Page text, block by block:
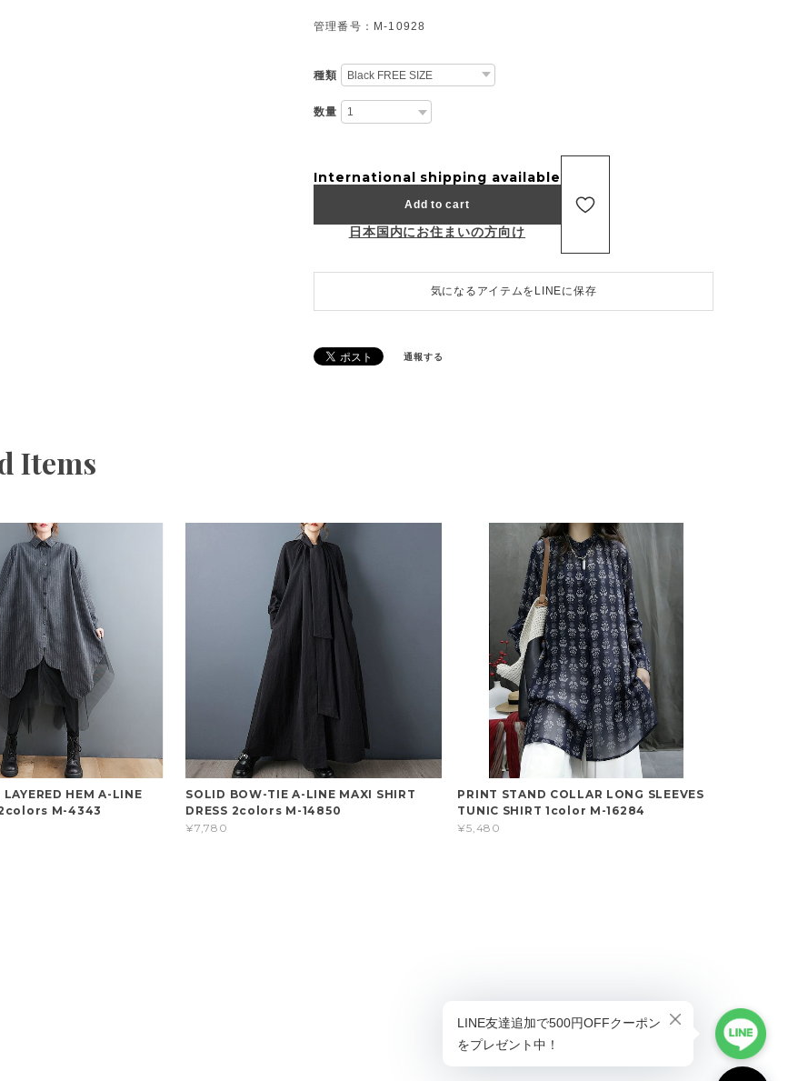
管理番号：M-10928
種類
数量
International shipping available
Add to cart
日本国内にお住まいの方向け
気になるアイテムをLINEに保存
通報する
Items
LAYERED HEM A-LINE
M-4343
SOLID BOW-TIE A-LINE MAXI SHIRT
DRESS 2colors M-14850
¥7,780
PRINT STAND COLLAR LONG SLEEVES
TUNIC SHIRT 1color M-16284
¥5,480